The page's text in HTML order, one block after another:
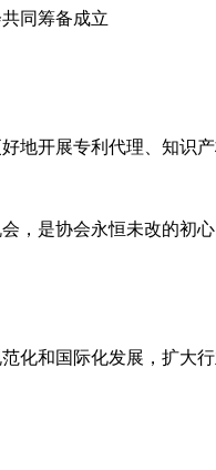
同筹备成立
地开展专利代理、知识产
，是协会永恒未改的初心
和国际化发展，扩大